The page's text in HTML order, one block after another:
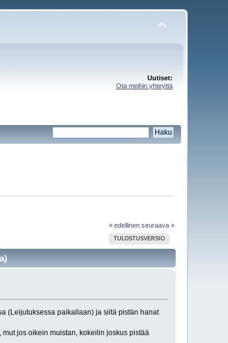
Uutiset:
Ota meihin yhteyttä
« edellinen seuraava »
TULOSTUSVERSIO
(Leijutuksessa paikallaan) ja siitä pistän hanat
jos oikein muistan, kokeilin joskus pistää